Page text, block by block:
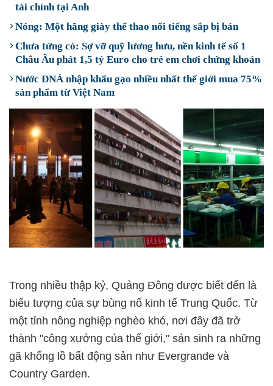
tài chính tại Anh
Nóng: Một hãng giày thể thao nổi tiếng sắp bị bán
Chưa từng có: Sợ vỡ quỹ lương hưu, nền kinh tế số 1
Châu Âu phát 1,5 tỷ Euro cho trẻ em chơi chứng khoán
Nước ĐNÁ nhập khẩu gạo nhiều nhất thế giới mua 75%
sản phẩm từ Việt Nam
Trong nhiều thập kỷ, Quảng Đông được biết đến là
biểu tượng của sự bùng nổ kinh tế Trung Quốc. Từ
một tỉnh nông nghiệp nghèo khó, nơi đây đã trở
thành "công xưởng của thế giới," sản sinh ra những
gã khổng lồ bất động sản như Evergrande và
Country Garden.